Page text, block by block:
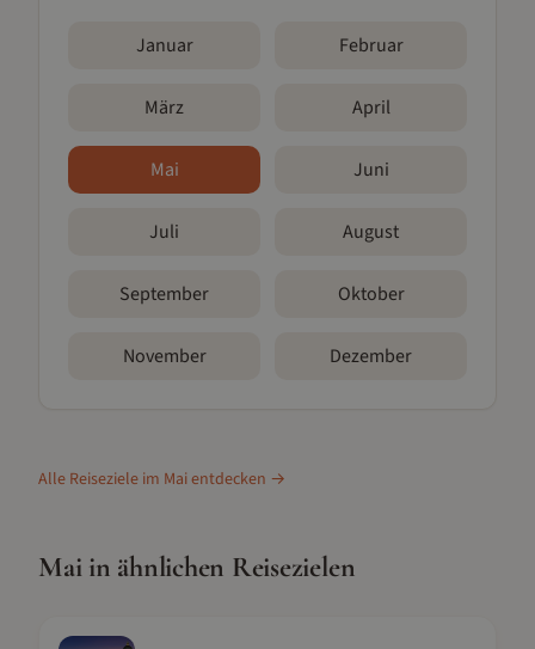
Januar Februar
März April
Mai Juni
Juli August
September Oktober
November Dezember
Alle Reiseziele im Maientdecken →
Maiin ähnlichen Reisezielen